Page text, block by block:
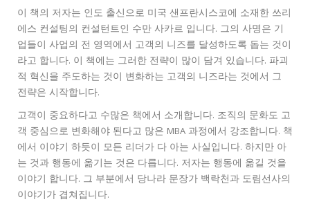
이 책의 저자는 인도 출신으로 미국 샌프란시스코에 소재한 쓰리
에스 컨설팅의 컨설턴트인 수만 사카르 입니다. 그의 사명은 기
업들이 사업의 전 영역에서 고객의 니즈를 달성하도록 돕는 것이
라고 합니다. 이 책에는 그러한 전략이 많이 담겨 있습니다. 파괴
적 혁신을 주도하는 것이 변화하는 고객의 니즈라는 것에서 그
전략은 시작합니다.
고객이 중요하다고 수많은 책에서 소개합니다. 조직의 문화도 고
객 중심으로 변화해야 된다고 많은 MBA 과정에서 강조합니다. 책
에서 이야기 하듯이 모든 리더가 다 아는 사실입니다. 하지만 아
는 것과 행동에 옮기는 것은 다릅니다. 저자는 행동에 옮길 것을
이야기 합니다. 그 부분에서 당나라 문장가 백락천과 도림선사의
이야기가 겹쳐집니다.